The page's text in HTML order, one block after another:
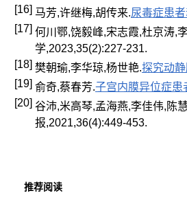
[16] 马芳,许继梅,胡传来.尿毒症患
[17] 何川鄂,饶毅峰,宋志霞,杜京涛,
学,2023,35(2):227-231.
[18] 樊朝瑜,李华琼,杨世艳.探究动
[19] 俞奇,蔡春芳.子宫内膜异位症
[20] 谷沛,米高琴,孟海燕,李佳伟,陈
报,2021,36(4):449-453.
推荐阅读